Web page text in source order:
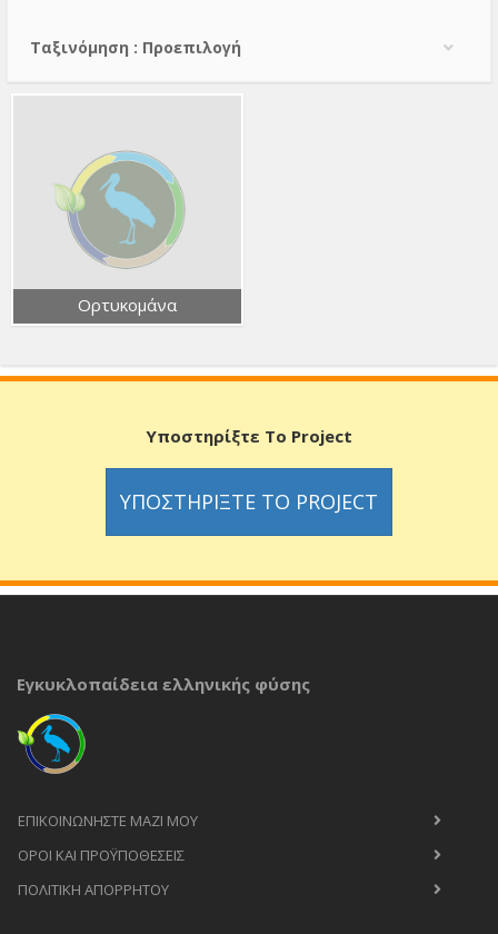
Тαξινόμηση : Προεπιλογή
Ορτυκομάνα
Υποστηρίξτε Το Project
ΥΠΟΣΤΗΡΊΞΤΕ ΤΟ PROJECT
Εγκυκλοπαίδεια ελληνικής φύσης
ΕΠΙΚΟΙΝΩΝΉΣΤΕ ΜΑΖΊ ΜΟΥ
ΟΡΟΙ ΚΑΙ ΠΡΟΫΠΟΘΈΣΕΙΣ
ΠΟΛΙΤΙΚΉ ΑΠΟΡΡΉΤΟΥ